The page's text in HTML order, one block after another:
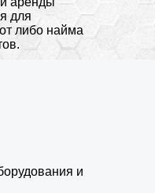
для
либо найма
и